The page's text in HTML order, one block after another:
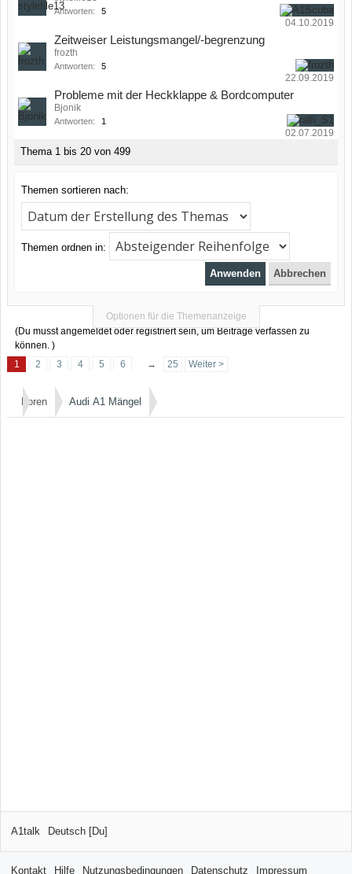
Antworten: 5
04.10.2019
Zeitweiser Leistungsmangel/-begrenzung
frozth
Antworten: 5
22.09.2019
Probleme mit der Heckklappe & Bordcomputer
Bjonik
Antworten: 1
02.07.2019
Thema 1 bis 20 von 499
Optionen für die Themenanzeige
Themen sortieren nach:
Themen ordnen in:
(Du musst angemeldet oder registriert sein, um Beiträge verfassen zu
können. )
1
2 3 4 5 6 → 25 Weiter >
Foren Audi A1 Mängel
A1talk Deutsch [Du]
Kontakt Hilfe Nutzungsbedingungen Datenschutz Impressum